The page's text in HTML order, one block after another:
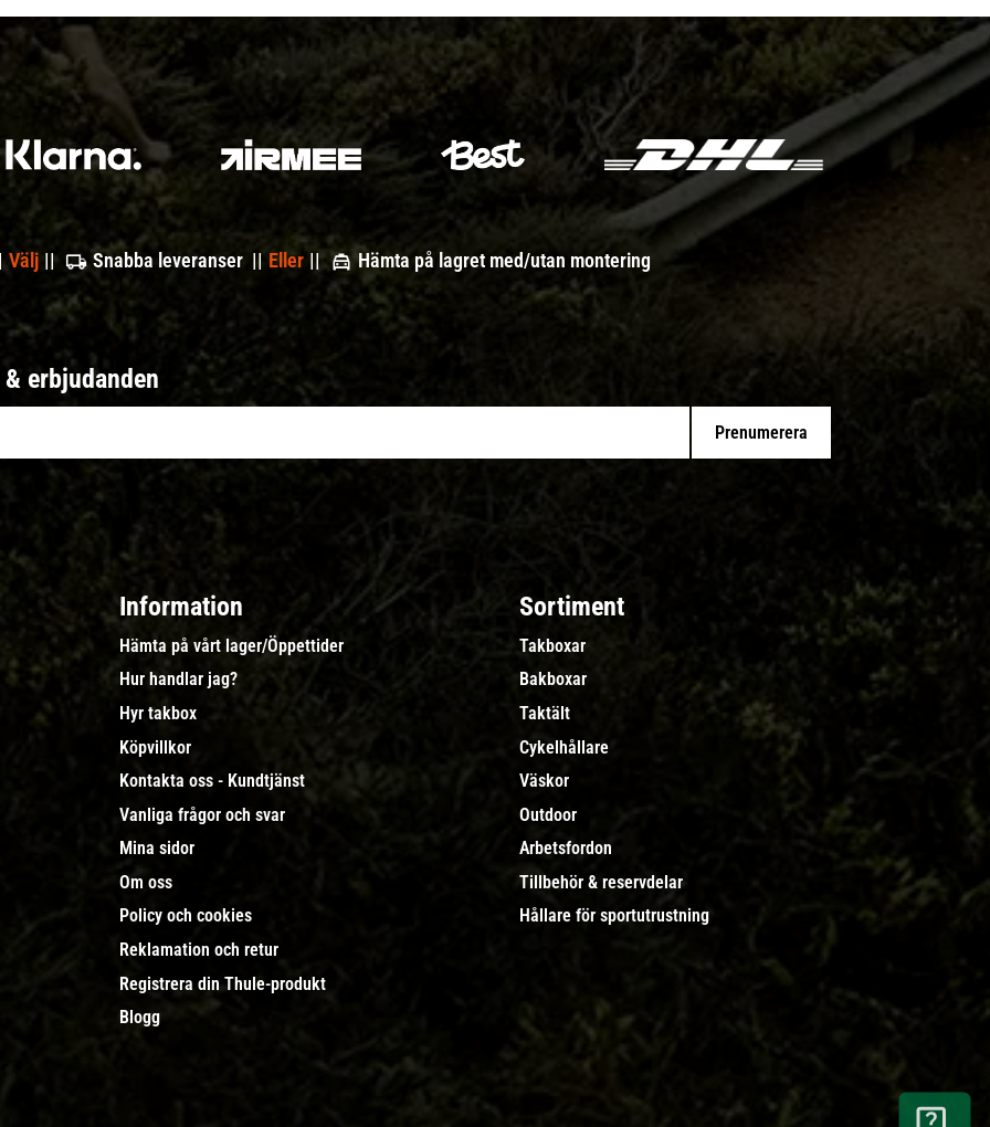
Välj || Snabba leveranser || Eller || Hämta på lagret med/utan montering
erbjudanden
Prenumerera
Information
Hämta på vårt lager/Öppettider
Hur handlar jag?
Hyr takbox
Köpvillkor
Kontakta oss - Kundtjänst
Vanliga frågor och svar
Mina sidor
Om oss
Policy och cookies
Reklamation och retur
Registrera din Thule-produkt
Blogg
Sortiment
Takboxar
Bakboxar
Taktält
Cykelhållare
Väskor
Outdoor
Arbetsfordon
Tillbehör & reservdelar
Hållare för sportutrustning